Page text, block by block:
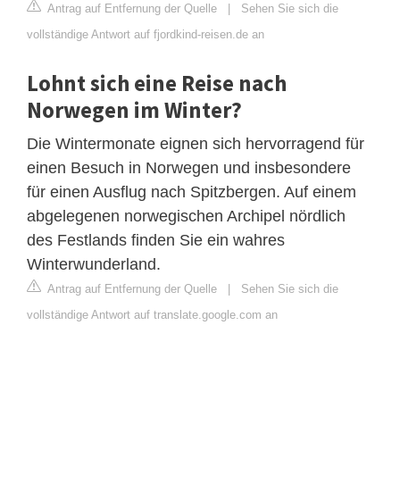
Antrag auf Entfernung der Quelle | Sehen Sie sich die
vollständige Antwort auf fjordkind-reisen.de an
Lohnt sich eine Reise nach
Norwegen im Winter?
Die Wintermonate eignen sich hervorragend für
einen Besuch in Norwegen und insbesondere
für einen Ausflug nach Spitzbergen. Auf einem
abgelegenen norwegischen Archipel nördlich
des Festlands finden Sie ein wahres
Winterwunderland.
Antrag auf Entfernung der Quelle | Sehen Sie sich die
vollständige Antwort auf translate.google.com an